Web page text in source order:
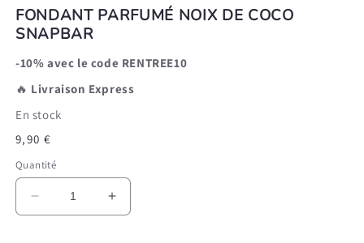
FONDANT PARFUMÉ NOIX DE COCO
SNAPBAR
-10% avec le code RENTREE10
🔥 Livraison Express
En stock
Prix
habituel
9,90 €
Quantité
Réduire
la
Augmenter
la